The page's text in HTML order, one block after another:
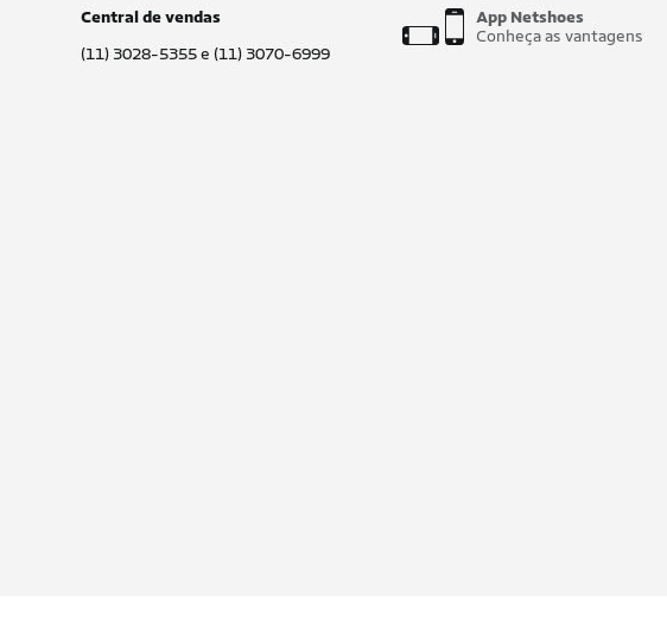
Central de vendas
(11) 3028-5355 e (11) 3070-6999
App Netshoes
Conheça as vantagens